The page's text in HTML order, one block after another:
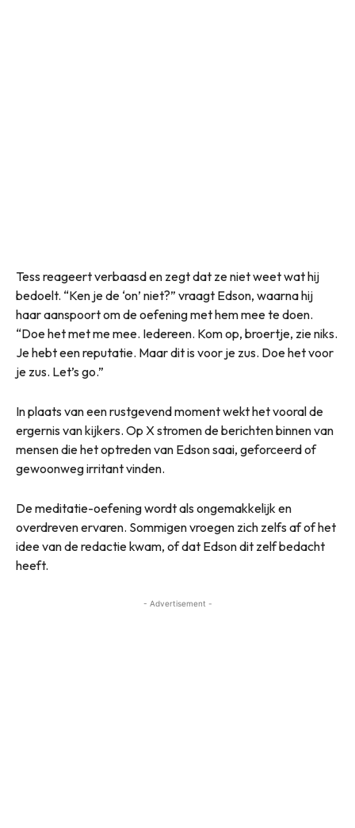
Tess reageert verbaasd en zegt dat ze niet weet wat hij
bedoelt. “Ken je de ‘on’ niet?” vraagt Edson, waarna hij
haar aanspoort om de oefening met hem mee te doen.
“Doe het met me mee. Iedereen. Kom op, broertje, zie niks.
Je hebt een reputatie. Maar dit is voor je zus. Doe het voor
je zus. Let’s go.”
In plaats van een rustgevend moment wekt het vooral de
ergernis van kijkers. Op X stromen de berichten binnen van
mensen die het optreden van Edson saai, geforceerd of
gewoonweg irritant vinden.
De meditatie-oefening wordt als ongemakkelijk en
overdreven ervaren. Sommigen vroegen zich zelfs af of het
idee van de redactie kwam, of dat Edson dit zelf bedacht
heeft.
- Advertisement -